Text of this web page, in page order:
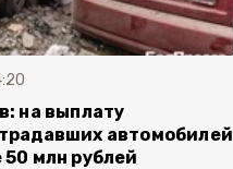
на выплату
автомобилей
млн рублей